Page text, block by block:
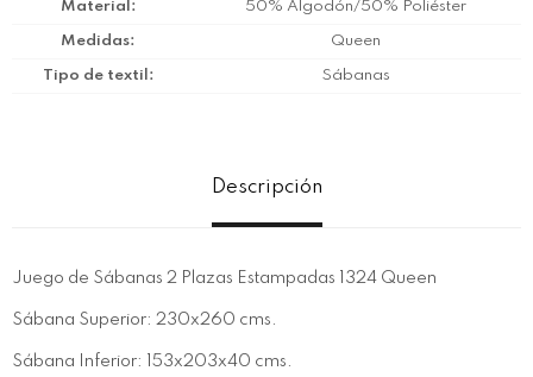
Material 50% Algodón/50% Poliéster
Medidas Queen
Tipo de textil Sábanas
Descripción
Juego de Sábanas 2 Plazas Estampadas 1324 Queen
Sábana Superior: 230x260 cms.
Sábana Inferior: 153x203x40 cms.